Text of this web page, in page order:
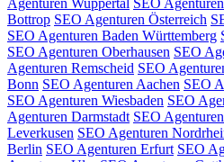
Agenturen Wuppertal SEO
Bottrop SEO Agenturen Österreich
SEO Agenturen Baden Württemberg
SEO Agenturen Oberhausen SEO
Agenturen Remscheid SEO
Bonn SEO Agenturen Aachen SEO
SEO Agenturen Wiesbaden SEO
Agenturen Darmstadt SEO
Leverkusen SEO Agenturen
Berlin SEO Agenturen Erfurt SEO